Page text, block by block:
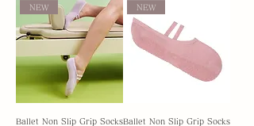
NEW
Ballet Non Slip Grip Socks
NEW
Ballet Non Slip Grip Socks